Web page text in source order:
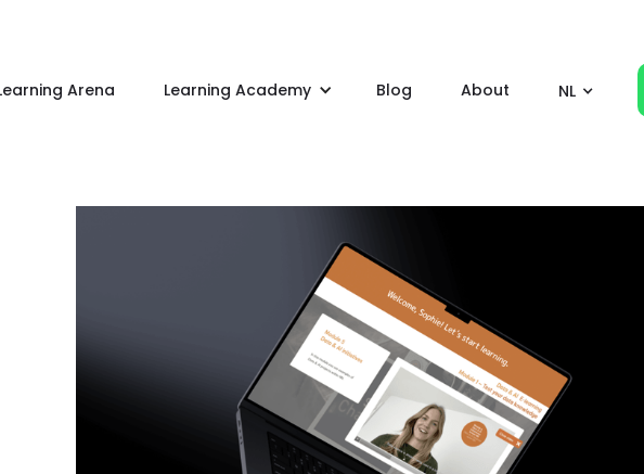
Arena Learning Academy Blog About NL